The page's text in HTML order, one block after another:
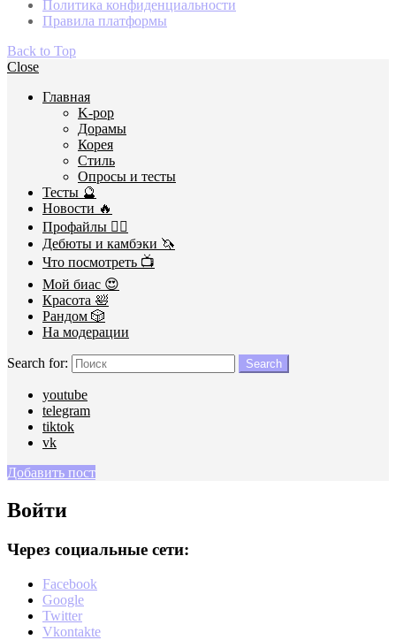
Политика конфиденциальности
Правила платформы
Back to Top
Close
Главная
K-pop
Дорамы
Корея
Стиль
Опросы и тесты
Тесты 🔮
Новости 🔥
Профайлы 🕵️‍♀️
Дебюты и камбэки 🦄
Что посмотреть 📺
Мой биас 😍
Красота 🛀
Рандом 🎲
На модерации
Search for: Search
youtube
telegram
tiktok
vk
Добавить пост
Войти
Через социальные сети:
Facebook
Google
Twitter
Vkontakte